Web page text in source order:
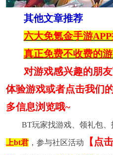
其他文章推荐
六大免氪金手游
真正免费不收费的
对游戏感兴趣的朋
体验游戏或者点击我们
多信息浏览哦~
BT玩家找游戏、领礼包、
上bt君，参与社区活动 【点